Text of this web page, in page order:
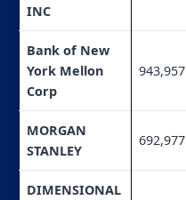
INC
Bank of New
York Mellon
Corp
943,957
MORGAN
STANLEY
692,977
DIMENSIONAL